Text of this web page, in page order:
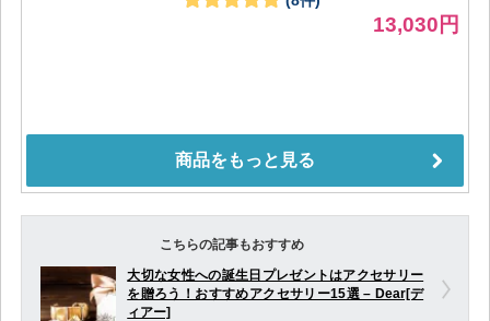
こちらの記事もおすすめ
大切な女性への誕生日プレゼントはアクセサリー
を贈ろう！おすすめアクセサリー15選 – Dear[デ
ィアー]